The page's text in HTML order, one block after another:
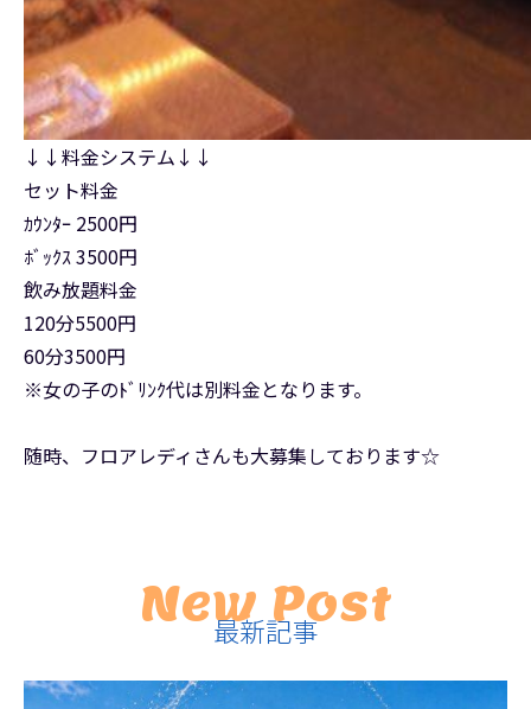
↓↓料金システム↓↓
セット料金
ｶｳﾝﾀｰ 2500円
ﾎﾞｯｸｽ 3500円
飲み放題料金
120分5500円
60分3500円
※女の子のﾄﾞﾘﾝｸ代は別料金となります。
随時、フロアレディさんも大募集しております☆
New Post
最新記事